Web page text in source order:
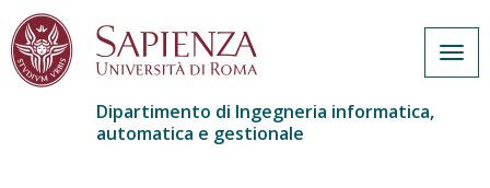
Dipartimento di Ingegneria informatica,
automatica e gestionale